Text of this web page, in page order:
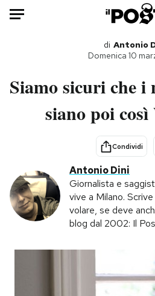
Mondo
Internet
Scienza
Cultura
Economia
di Antonio
Domenica 10
Siamo sicuri che
siano poi così
Condividi
Antonio Dini
Giornalista e
vive a Milano.
volare, se deve
blog dal 2002: Il